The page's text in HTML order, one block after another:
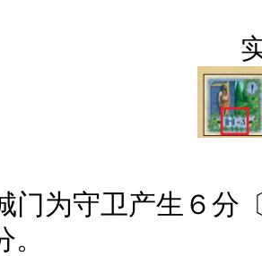
为守卫产生６分